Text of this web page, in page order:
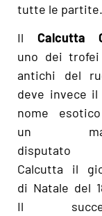
tutte le partite.
Il Calcutta
uno dei
antichi del
deve invece il
nome
un
Calcutta il
di Natale del
Il